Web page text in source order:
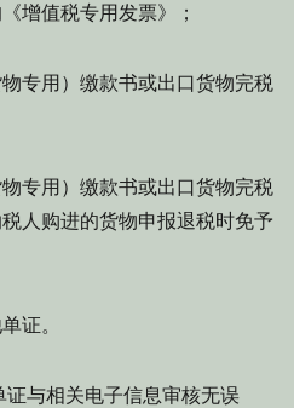
《增值税专用发票》；
专用）缴款书或出口货物完税
专用）缴款书或出口货物完税
人购进的货物申报退税时免予
单证。
与相关电子信息审核无误